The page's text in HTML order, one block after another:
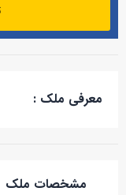
معرفی ملک :
مشخصات ملک